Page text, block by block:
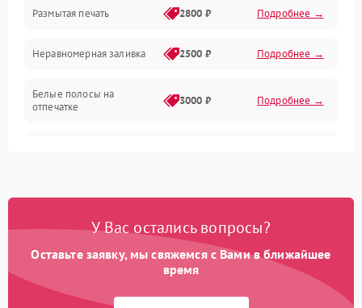
Подключение и интерфейсы
Дисплей и органы управления
Изображение
Размытая печать 2800 ₽ Подробнее →
Неравномерная заливка 2500 ₽ Подробнее →
Белые полосы на
отпечатке
3000 ₽ Подробнее →
У Вас остались вопросы?
Оставьте заявку, мы свяжемся с Вами в ближайшее
время